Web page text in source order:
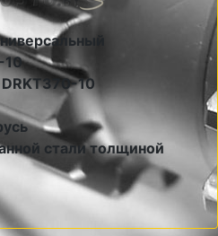
10
DRKT370-10
стали толщиной